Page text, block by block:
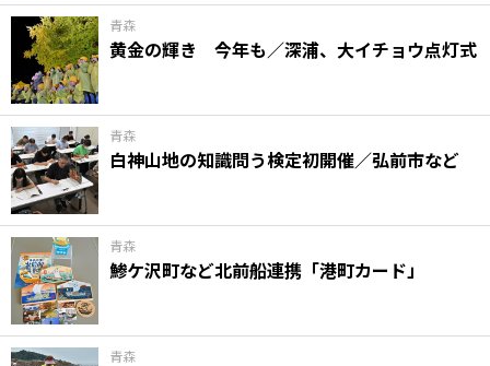
青森
黄金の輝き 今年も／深浦、大イチョウ点灯式
青森
白神山地の知識問う検定初開催／弘前市など
青森
鯵ケ沢町など北前船連携「港町カード」
青森
楽しむ一覧
まつり・イベント
聖地
おみやげ・特産
道の駅・産直
鉄道
アウトドア・レジャー
味わう一覧
麺類
ご当地グルメ
酒
スイーツ
癒す一覧
温泉
自然
宿泊
青森県
岩手県
秋田県